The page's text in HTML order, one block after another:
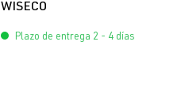
WISECO
Plazo de entrega 2 - 4 días